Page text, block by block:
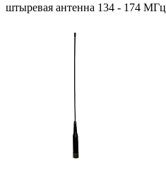
штыревая антенна 134 - 174 МГц